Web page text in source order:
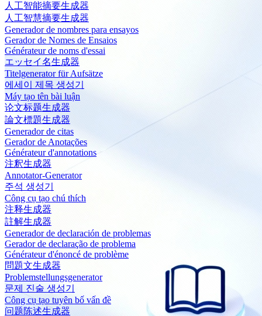
人工智能摘要生成器
人工智慧摘要生成器
Generador de nombres para ensayos
Gerador de Nomes de Ensaios
Générateur de noms d'essai
エッセイ名生成器
Titelgenerator für Aufsätze
에세이 제목 생성기
Máy tạo tên bài luận
论文标题生成器
論文標題生成器
Generador de citas
Gerador de Anotações
Générateur d'annotations
注釈生成器
Annotator-Generator
주석 생성기
Công cụ tạo chú thích
注释生成器
註解生成器
Generador de declaración de problemas
Gerador de declaração de problema
Générateur d'énoncé de problème
問題文生成器
Problemstellungsgenerator
문제 진술 생성기
Công cụ tạo tuyên bố vấn đề
问题陈述生成器